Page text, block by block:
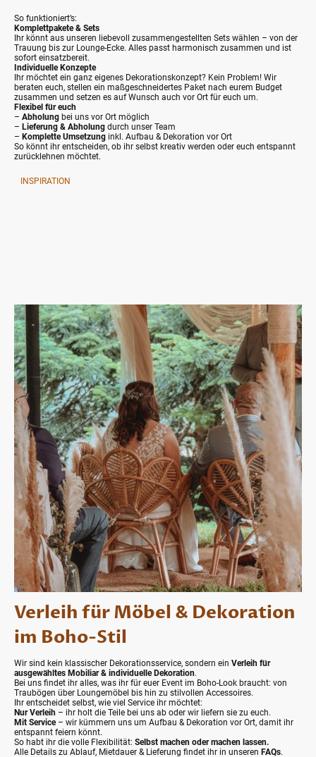
So funktioniert’s:
Komplettpakete & Sets
Ihr könnt aus unseren liebevoll zusammengestellten Sets wählen – von der
Trauung bis zur Lounge-Ecke. Alles passt harmonisch zusammen und ist
sofort einsatzbereit.
Individuelle Konzepte
Ihr möchtet ein ganz eigenes Dekorationskonzept? Kein Problem! Wir
beraten euch, stellen ein maßgeschneidertes Paket nach eurem Budget
zusammen und setzen es auf Wunsch auch vor Ort für euch um.
Flexibel für euch
– Abholung bei uns vor Ort möglich
– Lieferung & Abholung durch unser Team
– Komplette Umsetzung inkl. Aufbau & Dekoration vor Ort
So könnt ihr entscheiden, ob ihr selbst kreativ werden oder euch entspannt
zurücklehnen möchtet.
INSPIRATION
Verleih für Möbel & Dekoration
im Boho-Stil
Wir sind kein klassischer Dekorationsservice, sondern ein Verleih für
ausgewähltes Mobiliar & individuelle Dekoration.
Bei uns findet ihr alles, was ihr für euer Event im Boho-Look braucht: von
Traubögen über Loungemöbel bis hin zu stilvollen Accessoires.
Ihr entscheidet selbst, wie viel Service ihr möchtet:
Nur Verleih – ihr holt die Teile bei uns ab oder wir liefern sie zu euch.
Mit Service– wir kümmern uns um Aufbau & Dekoration vor Ort, damit ihr
entspannt feiern könnt.
So habt ihr die volle Flexibilität: Selbst machen oder machen lassen.
Alle Details zu Ablauf, Mietdauer & Lieferung findet ihr in unseren FAQs.